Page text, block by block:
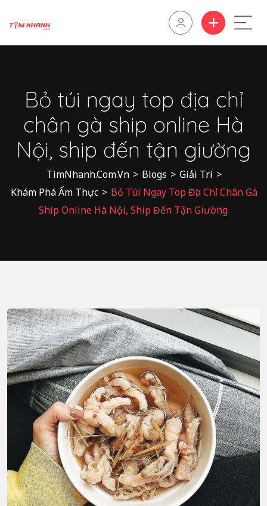
Bỏ túi ngay top địa chỉ
chân gà ship online Hà
Nội, ship đến tận giường
TìmNhanh.Com.Vn > Blogs > Giải Trí >
Khám Phá Ẩm Thực > Bỏ Túi Ngay Top Địa Chỉ Chân Gà
Ship Online Hà Nội, Ship Đến Tận Giường